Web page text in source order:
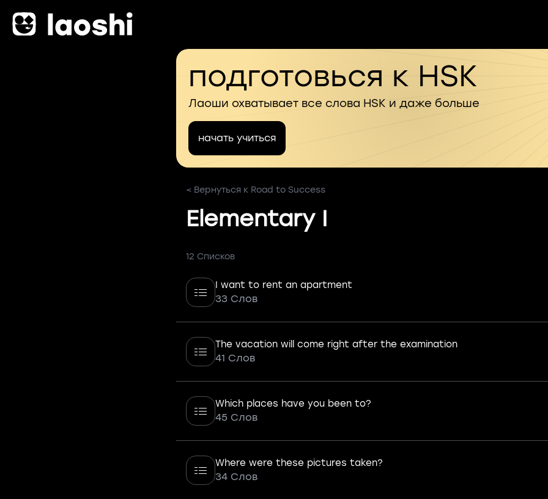
подготовься к HSK
Лаоши охватывает все слова HSK и даже больше
начать учиться
< Вернуться к Road to Success
Elementary I
12 Списков
I want to rent an apartment
33 Слов
The vacation will come right after the examination
41 Слов
Which places have you been to?
45 Слов
Where were these pictures taken?
34 Слов